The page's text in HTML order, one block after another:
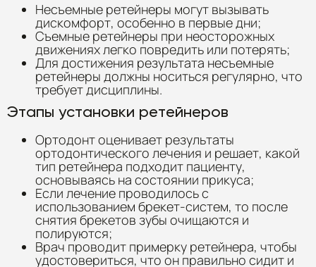
Несъемные ретейнеры могут вызывать
дискомфорт, особенно в первые дни;
Съемные ретейнеры при неосторожных
движениях легко повредить или потерять;
Для достижения результата несъемные
ретейнеры должны носиться регулярно, что
требует дисциплины.
Этапы установки ретейнеров
Ортодонт оценивает результаты
ортодонтического лечения и решает, какой
тип ретейнера подходит пациенту,
основываясь на состоянии прикуса;
Если лечение проводилось с
использованием брекет-систем, то после
снятия брекетов зубы очищаются и
полируются;
Врач проводит примерку ретейнера, чтобы
удостовериться, что он правильно сидит и